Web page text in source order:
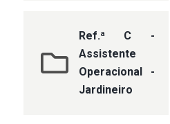
Ref.ª C -
Assistente
Operacional -
Jardineiro